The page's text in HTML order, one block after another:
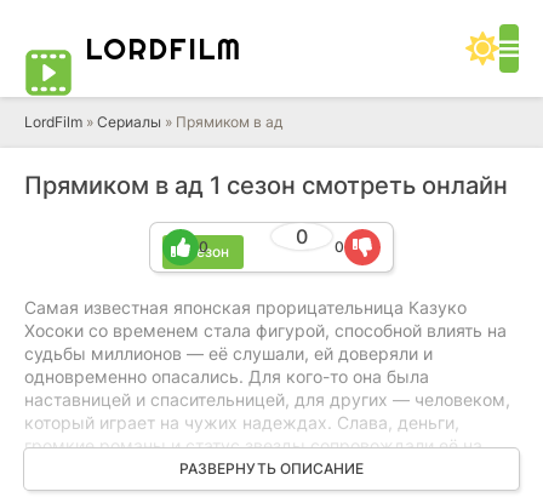
LORDFILM
LordFilm » Сериалы » Прямиком в ад
Прямиком в ад 1 сезон смотреть онлайн
1 сезон
0
0 0
Самая известная японская прорицательница Казуко
Хосоки со временем стала фигурой, способной влиять на
судьбы миллионов — её слушали, ей доверяли и
одновременно опасались. Для кого-то она была
наставницей и спасительницей, для других — человеком,
который играет на чужих надеждах. Слава, деньги,
громкие романы и статус звезды сопровождали её на
пике, превращая жизнь в постоянное шоу. Но за этим
внешним блеском скрывалась другая сторона: тайна, о
РАЗВЕРНУТЬ ОПИСАНИЕ